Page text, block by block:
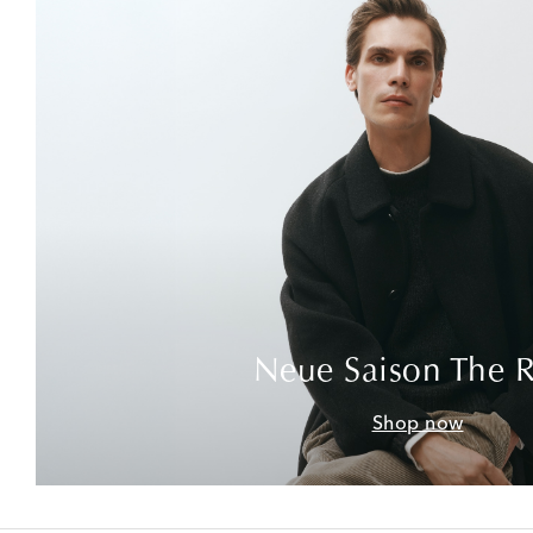
Neue Saison The
Shop now